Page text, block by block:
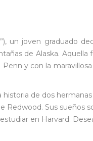
un joven graduado
de Alaska. Aquella
y con la
de dos
Redwood. Sus sueños
en Harvard.